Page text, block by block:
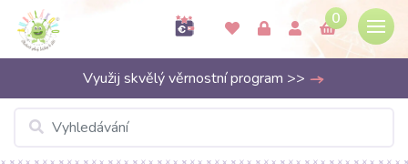
0
Využij skvělý věrnostní program >>